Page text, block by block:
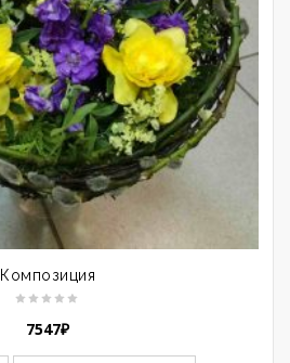
Композиция
7547₽